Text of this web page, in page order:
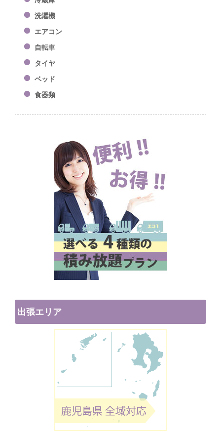
洗濯機
エアコン
自転車
タイヤ
ベッド
食器類
出張エリア